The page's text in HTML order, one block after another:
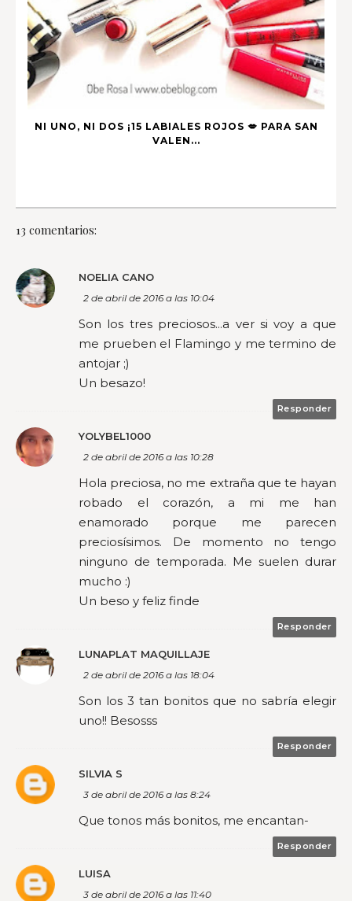
NI UNO, NI DOS ¡15 LABIALES ROJOS 💋 PARA SAN
VALEN...
13 comentarios:
NOELIA CANO
2 de abril de 2016 a las 10:04
Son los tres preciosos...a ver si voy a que
me prueben el Flamingo y me termino de
antojar ;)
Un besazo!
Responder
YOLYBEL1000
2 de abril de 2016 a las 10:28
Hola preciosa, no me extraña que te hayan
robado el corazón, a mi me han
enamorado porque me parecen
preciosísimos. De momento no tengo
ninguno de temporada. Me suelen durar
mucho :)
Un beso y feliz finde
Responder
LUNAPLAT MAQUILLAJE
2 de abril de 2016 a las 18:04
Son los 3 tan bonitos que no sabría elegir
uno!! Besosss
Responder
SILVIA S
3 de abril de 2016 a las 8:24
Que tonos más bonitos, me encantan-
Responder
LUISA
3 de abril de 2016 a las 11:40